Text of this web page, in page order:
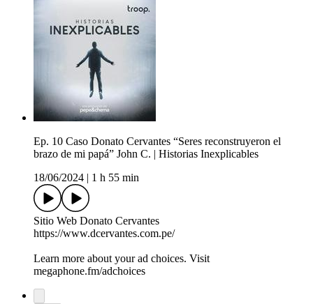
Ep. 10 Caso Donato Cervantes “Seres reconstruyeron el
brazo de mi papá” John C. | Historias Inexplicables
18/06/2024
1 h 55 min
Sitio Web Donato Cervantes
https://www.dcervantes.com.pe/
Learn more about your ad choices. Visit
megaphone.fm/adchoices